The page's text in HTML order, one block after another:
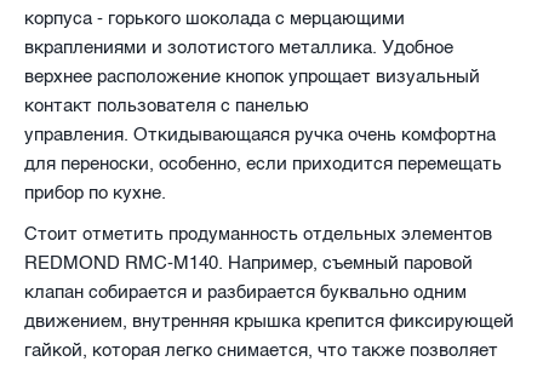
корпуса - горького шоколада с мерцающими
вкраплениями и золотистого металлика. Удобное
верхнее расположение кнопок упрощает визуальный
контакт пользователя с панелью
управления. Откидывающаяся ручка очень комфортна
для переноски, особенно, если приходится перемещать
прибор по кухне.
Стоит отметить продуманность отдельных элементов
REDMOND RMC-M140. Например, съемный паровой
клапан собирается и разбирается буквально одним
движением, внутренняя крышка крепится фиксирующей
гайкой, которая легко снимается, что также позволяет